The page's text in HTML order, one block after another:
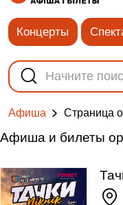
Концерты
Афиша Cтраница
Афиша и билеты